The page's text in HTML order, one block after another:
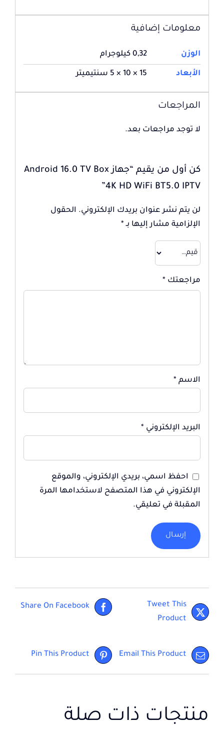
معلومات إضافية
الوزن 0,32 كيلوجرام
الأبعاد 15 × 10 × 5 سنتيميتر
المراجعات
لا توجد مراجعات بعد.
كن أول من يقيم “جهاز Android 16.0 TV Box
4K HD WiFi BT5.0 IPTV”
لن يتم نشر عنوان بريدك الإلكتروني. الحقول
الإلزامية مشار إليها بـ*
مراجعتك *
الاسم *
البريد الإلكتروني *
احفظ اسمي، بريدي الإلكتروني، والموقع
الإلكتروني في هذا المتصفح لاستخدامها المرة
المقبلة في تعليقي.
Share On Facebook
Tweet This
Product
Pin This Product Email This Product
منتجات ذات صلة